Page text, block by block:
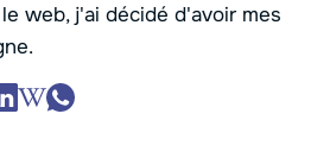
web, j'ai décidé d'avoir mes